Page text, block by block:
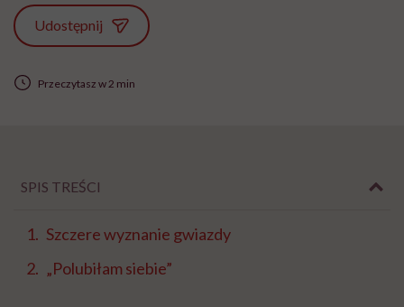
Udostępnij
Przeczytasz w 2 min
SPIS TREŚCI
Szczere wyznanie gwiazdy
„Polubiłam siebie”